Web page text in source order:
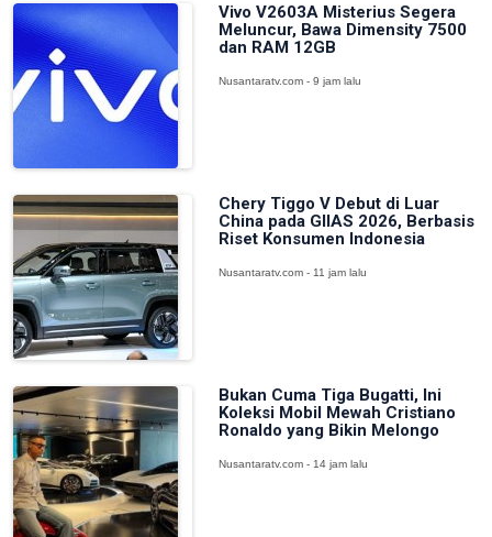
Vivo V2603A Misterius Segera
Meluncur, Bawa Dimensity 7500
dan RAM 12GB
Nusantaratv.com - 9 jam lalu
Chery Tiggo V Debut di Luar
China pada GIIAS 2026, Berbasis
Riset Konsumen Indonesia
Nusantaratv.com - 11 jam lalu
Bukan Cuma Tiga Bugatti, Ini
Koleksi Mobil Mewah Cristiano
Ronaldo yang Bikin Melongo
Nusantaratv.com - 14 jam lalu